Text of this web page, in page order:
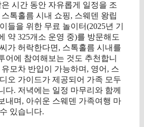
시간 동안 자유롭게 일정을 조
톡홀름 시내 쇼핑, 스웨덴 왕립
들을 위한 무료 놀이터(2025년 기
약 325개소 운영 중)를 방문해도
가 허락한다면, 스톡홀름 시내를
어에 참여해보는 것도 추천합니
모차 반입이 가능하며, 영어, 스
오 가이드가 제공되어 가족 모두
다. 저녁에는 일정 마무리와 함께
내며, 아쉬운 스웨덴 가족여행 마
있습니다.